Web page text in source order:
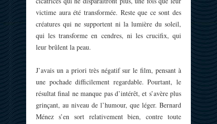
victime aura été transformée. Reste que ce sont des
créatures qui ne supportent ni la lumière du soleil,
qui les transforme en cendres, ni les crucifix, qui
leur brûlent la peau.
J’avais un a priori très négatif sur le film, pensant à
une pochade difficilement regardable. Pourtant, le
résultat final ne manque pas d’intérêt, et s’avère plus
grinçant, au niveau de l’humour, que léger. Bernard
Ménez s’en sort relativement bien, contre toute